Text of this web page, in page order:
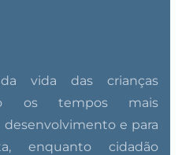
vida das crianças
os tempos mais
e para
enquanto cidadão